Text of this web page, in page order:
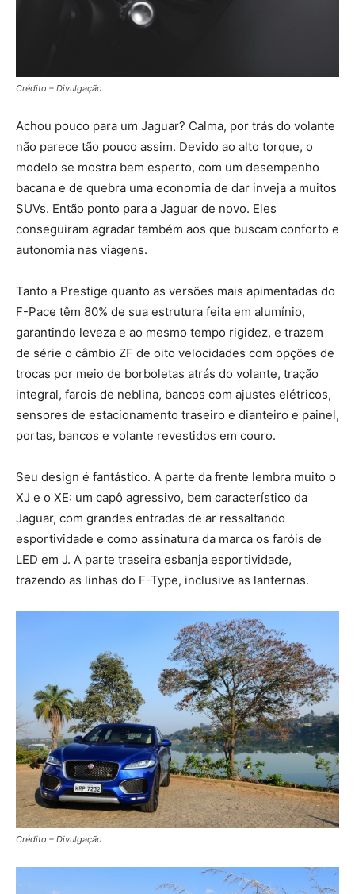
Crédito – Divulgação
Achou pouco para um Jaguar? Calma, por trás do volante
não parece tão pouco assim. Devido ao alto torque, o
modelo se mostra bem esperto, com um desempenho
bacana e de quebra uma economia de dar inveja a muitos
SUVs. Então ponto para a Jaguar de novo. Eles
conseguiram agradar também aos que buscam conforto e
autonomia nas viagens.
Tanto a Prestige quanto as versões mais apimentadas do
F-Pace têm 80% de sua estrutura feita em alumínio,
garantindo leveza e ao mesmo tempo rigidez, e trazem
de série o câmbio ZF de oito velocidades com opções de
trocas por meio de borboletas atrás do volante, tração
integral, farois de neblina, bancos com ajustes elétricos,
sensores de estacionamento traseiro e dianteiro e painel,
portas, bancos e volante revestidos em couro.
Seu design é fantástico. A parte da frente lembra muito o
XJ e o XE: um capô agressivo, bem característico da
Jaguar, com grandes entradas de ar ressaltando
esportividade e como assinatura da marca os faróis de
LED em J. A parte traseira esbanja esportividade,
trazendo as linhas do F-Type, inclusive as lanternas.
Crédito – Divulgação